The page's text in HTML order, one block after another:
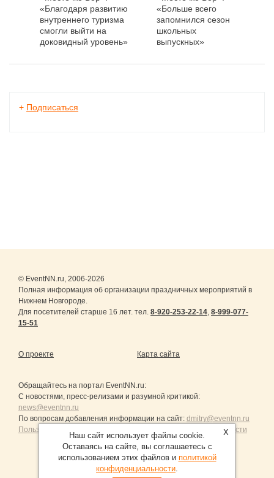
«Благодаря развитию
внутреннего туризма
смогли выйти на
доковидный уровень»
«Больше всего
запомнился сезон
школьных
выпускных»
+ Подписаться
© EventNN.ru, 2006-2026
Полная информация об организации праздничных мероприятий в
Нижнем Новгороде.
Для посетителей старше 16 лет. тел. 8-920-253-22-14, 8-999-077-
15-51
О проекте Карта сайта
Обращайтесь на портал EventNN.ru:
С новостями, пресс-релизами и разумной критикой:
news@eventnn.ru
По вопросам добавления информации на сайт: dmitry@eventnn.ru
Пользовательское Соглашение и политика конфиденциальности
X
Наш сайт использует файлы cookie.
Оставаясь на сайте, вы соглашаетесь с
использованием этих файлов и политикой
конфиденциальности.